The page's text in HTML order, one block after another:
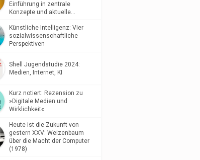
Einführung in zentrale
Konzepte und aktuelle…
Künstliche Intelligenz: Vier
sozialwissenschaftliche
Perspektiven
Shell Jugendstudie 2024:
Medien, Internet, KI
Kurz notiert: Rezension zu
»Digitale Medien und
Wirklichkeit«
Heute ist die Zukunft von
gestern XXV: Weizenbaum
über die Macht der Computer
(1978)